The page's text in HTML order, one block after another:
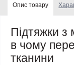
Опис товару
Підтяжки
в чому
тканини